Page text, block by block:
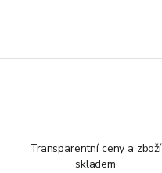
Transparentní ceny a zboží
skladem